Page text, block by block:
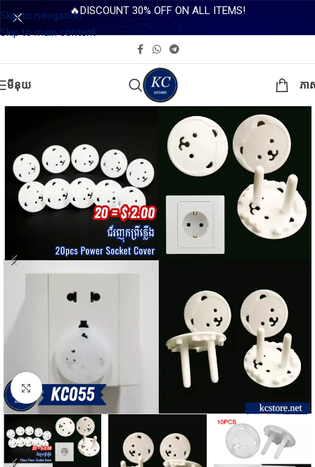
Skip to navigation
Skip to main content
🔥DISCOUNT 30% OFF ON ALL ITEMS!
មីនុយ ភា
Click to enlarge